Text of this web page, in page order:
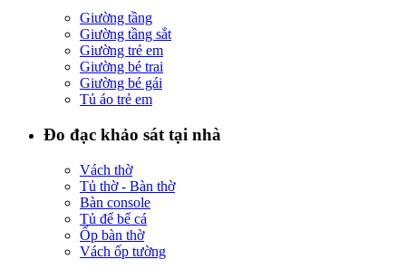
Giường tầng
Giường tầng sắt
Giường trẻ em
Giường bé trai
Giường bé gái
Tủ áo trẻ em
Đo đạc khảo sát tại nhà
Vách thờ
Tủ thờ - Bàn thờ
Bàn console
Tủ để bể cá
Ốp bàn thờ
Vách ốp tường